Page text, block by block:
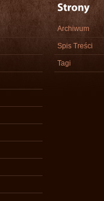
Archiwum
Spis Treści
Tagi